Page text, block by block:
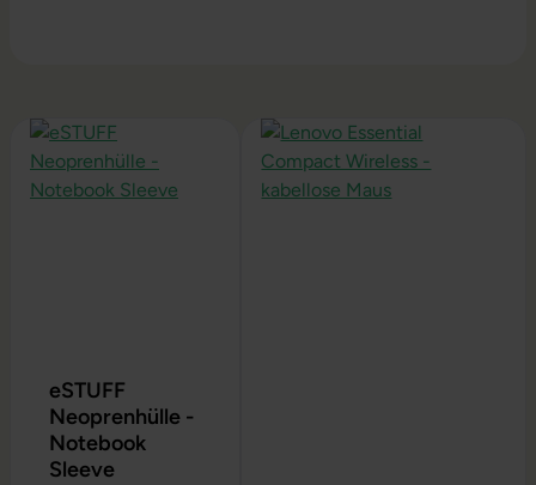
Produktgalerie überspringen
eSTUFF
Neoprenhülle -
Notebook
Sleeve